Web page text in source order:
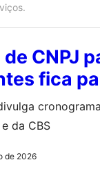
de CNPJ
fica
e da CBS
de 2026